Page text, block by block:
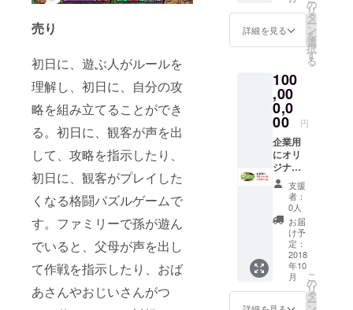
売り
初日に、遊ぶ人がルールを
理解し、初日に、自分の攻
略を組み立てることができ
る。初日に、観客が声を出
して、攻略を指示したり、
初日に、観客がプレイした
くなる格闘パズルゲームで
す。ファミリーで孫が遊ん
でいると、父母が声を出し
て作戦を指示したり、おば
あさんやおじいさんがつ
は2018
年にな
りま
す。ご
ださ
い。閉
じる
たの考
えたサ
ブタイ
トルが
中に入
りま
す。
ゲーム
中のコ
ンフィ
グで選
択でき
ます。
ノーマ
ルモー
ドで
は、１
０回に
一回の
確率で
表示さ
れるこ
とがあ
詳細を見る
の
リ
タ
ー
ン
を
選
択
す
る
100
,00
0,0
00 円
企業用
にオリ
ジナル
を１万
本をつ
くる ・
あなた
の考え
たサブ
タイト
ルが
ゲーム
中に入
りま
支援
者：
0人
お届
け予
定：
2018
年10
月
こ
の
リ
タ
ー